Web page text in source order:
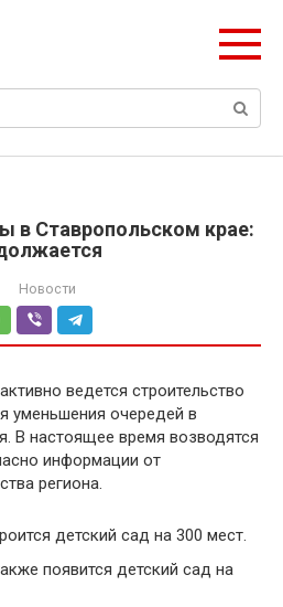
в Ставропольском крае:
Новости
ведется строительство
уменьшения очередей в
В настоящее время возводятся
информации от
региона.
детский сад на 300 мест.
появится детский сад на